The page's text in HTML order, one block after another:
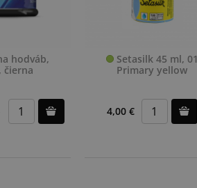
hodváb,
čierna
Setasilk 45 ml, 01
Primary yellow
4,00 €